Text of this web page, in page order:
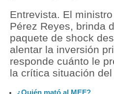
Finanzas Personales
Inmobiliarias
Plus G
Opinión
Editorial
Entrevista. El
Pérez Reyes, brinda
paquete de shock
alentar la inversión
responde cuánto le
la crítica situación
¿Quién mató al MEF?